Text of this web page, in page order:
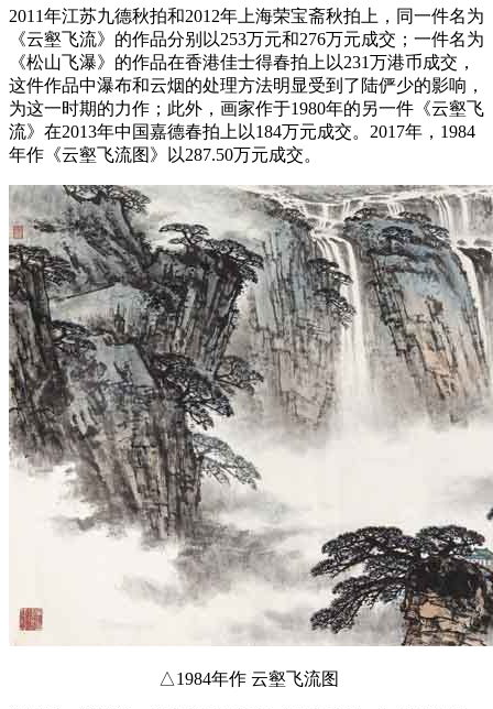
2011年江苏九德秋拍和2012年上海荣宝斋秋拍上，同一件名为
《云壑飞流》的作品分别以253万元和276万元成交；一件名为
《松山飞瀑》的作品在香港佳士得春拍上以231万港币成交，
这件作品中瀑布和云烟的处理方法明显受到了陆俨少的影响，
为这一时期的力作；此外，画家作于1980年的另一件《云壑飞
流》在2013年中国嘉德春拍上以184万元成交。2017年，1984
年作《云壑飞流图》以287.50万元成交。
△1984年作 云壑飞流图